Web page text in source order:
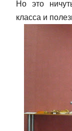
Но это
класса и